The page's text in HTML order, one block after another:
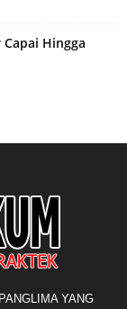
Hingga
YANG